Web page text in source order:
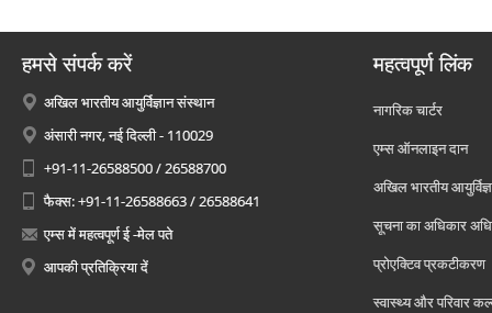
हमसे संपर्क करें
अखिल भारतीय आयुर्विज्ञान संस्थान
अंसारी नगर, नई दिल्ली - 110029
+91-11-26588500 / 26588700
फैक्स: +91-11-26588663 / 26588641
एम्स में महत्वपूर्ण ई -मेल पते
आपकी प्रतिक्रिया दें
महत्वपूर्ण लिंक
नागरिक चार्टर
एम्स ऑनलाइन दान
अखिल भारतीय
सूचना का अधिकार
प्रोएक्टिव प्रकटीकरण
स्वास्थ्य और परिवार